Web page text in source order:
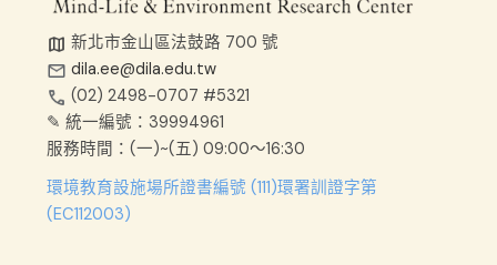
新北市金山區法鼓路 700 號
dila.ee@dila.edu.tw
(02) 2498-0707 #5321
✎ 統一編號：39994961
服務時間：(一)~(五) 09:00～16:30
環境教育設施場所證書編號 (111)環署訓證字第
(EC112003)